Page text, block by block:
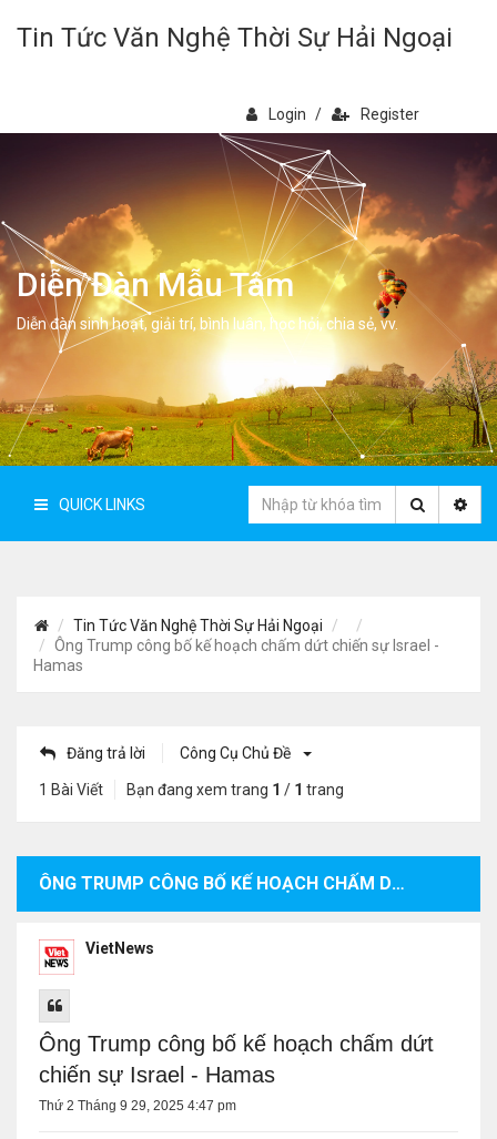
Tin Tức Văn Nghệ Thời Sự Hải Ngoại
Login / Register
Diễn Đàn Mẫu Tâm
Diễn đàn sinh hoạt, giải trí, bình luân, học hỏi, chia sẻ, vv.
QUICK LINKS
Tin Tức Văn Nghệ Thời Sự Hải Ngoại
Ông Trump công bố kế hoạch chấm dứt chiến sự Israel -
Hamas
Đăng trả lời Công Cụ Chủ Đề
1 Bài Viết Bạn đang xem trang 1 / 1 trang
ÔNG TRUMP CÔNG BỐ KẾ HOẠCH CHẤM DỨT CHIẾN SỰ ISRAEL - HAMAS
VietNews
Ông Trump công bố kế hoạch chấm dứt
chiến sự Israel - Hamas
Thứ 2 Tháng 9 29, 2025 4:47 pm